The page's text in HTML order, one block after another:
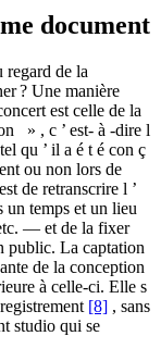
document
regard de la
? Une manière
est celle de la
» , c ’ est- à -dire l
qu ’ il a é t é con ç
ou non lors de
de retranscrire l ’
temps et un lieu
— et de la fixer
public. La captation
de la conception
à celle-ci. Elle s
[8] , sans
studio qui se